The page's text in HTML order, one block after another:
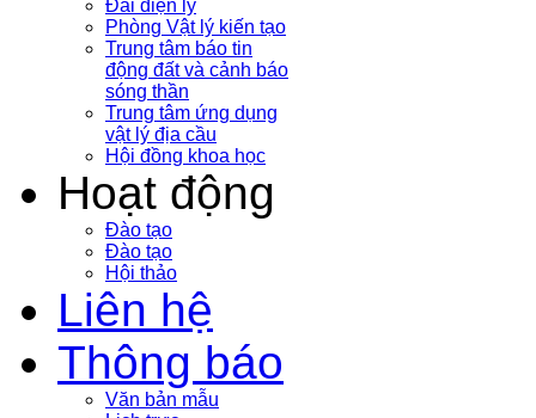
Đài điện ly
Phòng Vật lý kiến tạo
Trung tâm báo tin
động đất và cảnh báo
sóng thần
Trung tâm ứng dụng
vật lý địa cầu
Hội đồng khoa học
Hoạt động
Đào tạo
Đào tạo
Hội thảo
Liên hệ
Thông báo
Văn bản mẫu